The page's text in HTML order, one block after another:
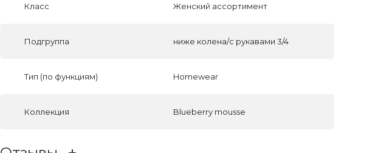
Класс Женский ассортимент
Подгруппа ниже колена/с рукавами 3/4
Тип (по функциям) Homewear
Коллекция Blueberry mousse